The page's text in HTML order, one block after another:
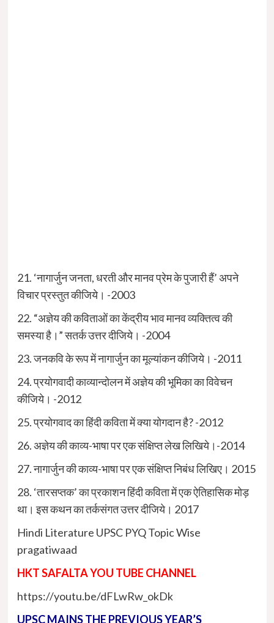
21. ‘नागार्जुन जनता, धरती और मानव प्रेम के पुजारी हैं’ अपने
विचार प्रस्तुत कीजिये। -2003
22. “अज्ञेय की कविताओं का केंद्रीय भाव मानव व्यक्तित्व की
समस्या है।” सतर्क उत्तर दीजिये। -2004
23. जनकवि के रूप में नागार्जुन का मूल्यांकन कीजिये। -2011
24. प्रयोगवादी काव्यान्दोलन में अज्ञेय की भूमिका का विवेचन
कीजिये। -2012
25. प्रयोगवाद का हिंदी कविता में क्या योगदान है? -2012
26. अज्ञेय की काव्य-भाषा पर एक संक्षिप्त लेख लिखिये।-2014
27. नागार्जुन की काव्य-भाषा पर एक संक्षिप्त निबंध लिखिए। 2015
28. ‘तारसप्तक’ का प्रकाशन हिंदी कविता में एक ऐतिहासिक मोड़
था। इस कथन का तर्कसंगत उत्तर दीजिये। 2017
Hindi Literature UPSC PYQ Topic Wise
pragatiwaad
HKT SAFALTA YOU TUBE CHANNEL
https://youtu.be/dFLwRw_okDk
UPSC MAINS THE PREVIOUS YEAR’S